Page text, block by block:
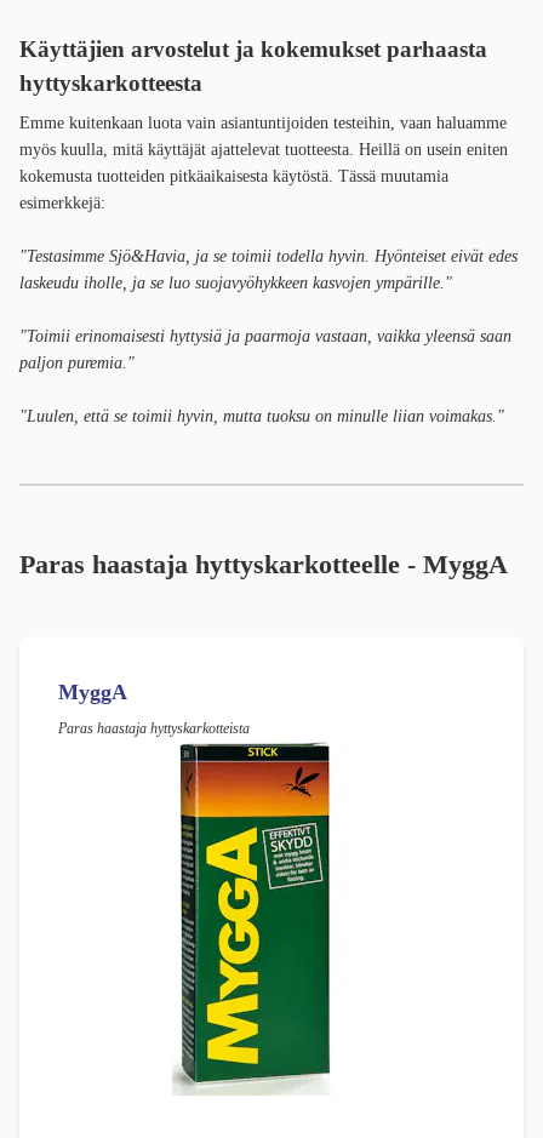
Käyttäjien arvostelut ja kokemukset parhaasta
hyttyskarkotteesta
Emme kuitenkaan luota vain asiantuntijoiden testeihin, vaan haluamme
myös kuulla, mitä käyttäjät ajattelevat tuotteesta. Heillä on usein eniten
kokemusta tuotteiden pitkäaikaisesta käytöstä. Tässä muutamia
esimerkkejä:
"Testasimme Sjö&Havia, ja se toimii todella hyvin. Hyönteiset eivät edes
laskeudu iholle, ja se luo suojavyöhykkeen kasvojen ympärille."
"Toimii erinomaisesti hyttysiä ja paarmoja vastaan, vaikka yleensä saan
paljon puremia."
"Luulen, että se toimii hyvin, mutta tuoksu on minulle liian voimakas."
Paras haastaja hyttyskarkotteelle - MyggA
MyggA
Paras haastaja hyttyskarkotteista